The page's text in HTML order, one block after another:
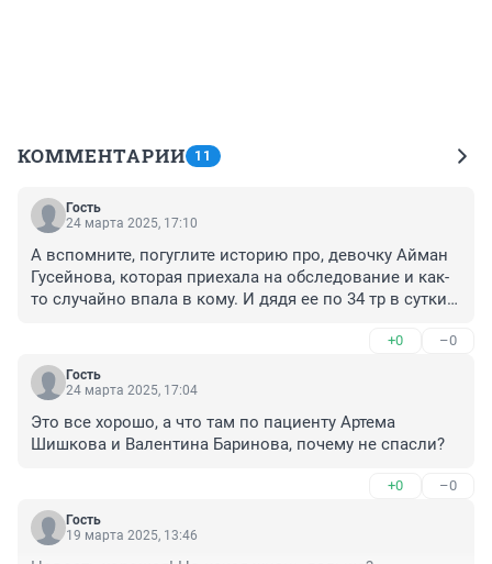
КОММЕНТАРИИ 11
Гость
24 марта 2025, 17:10
А вспомните, погуглите историю про, девочку Айман
Гусейнова, которая приехала на обследование и как-
то случайно впала в кому. И дядя ее по 34 тр в сутки
+0 –0
Гость
24 марта 2025, 17:04
Это все хорошо, а что там по пациенту Артема
Шишкова и Валентина Баринова, почему не спасли?
+0 –0
Гость
19 марта 2025, 13:46